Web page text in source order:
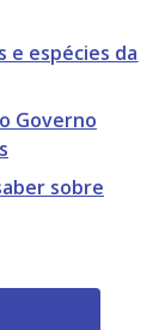
e espécies da
Governo
sobre